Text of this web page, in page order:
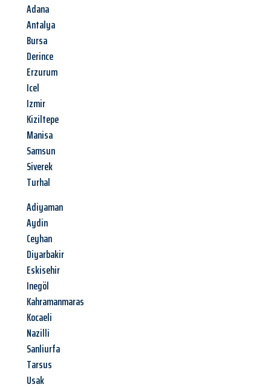
Adana
Antalya
Bursa
Derince
Erzurum
Icel
Izmir
Kiziltepe
Manisa
Samsun
Siverek
Turhal
Adiyaman
Aydin
Ceyhan
Diyarbakir
Eskisehir
Inegöl
Kahramanmaras
Kocaeli
Nazilli
Sanliurfa
Tarsus
Usak